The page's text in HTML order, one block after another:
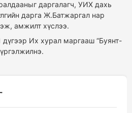
даргалагч, УИХ дахь
дарга Ж.Батжаргал нар
амжилт хүслээ.
Их хурал маргааш “Буянт-